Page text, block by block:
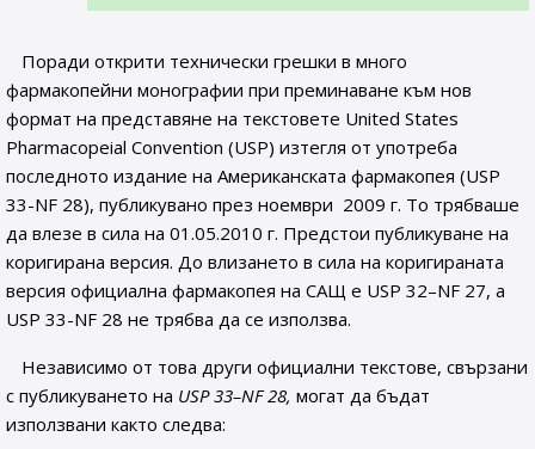
Поради открити технически грешки в много
фармакопейни монографии при преминаване към нов
формат на представяне на текстовете United States
Pharmacopeial Convention (USP) изтегля от употреба
последното издание на Американската фармакопея (USP
33-NF 28), публикувано през ноември 2009 г. То трябваше
да влезе в сила на 01.05.2010 г. Предстои публикуване на
коригирана версия. До влизането в сила на коригираната
версия официална фармакопея на САЩ е USP 32–NF 27, а
USP 33-NF 28 не трябва да се използва.
Независимо от това други официални текстове, свързани
с публикуването на USP33–NF28, могат да бъдат
използвани както следва: